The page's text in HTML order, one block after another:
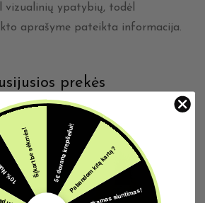
vizualinių ypatybių, todėl
aprašyme pateikta informacija.
prekės
5€ dovana krepšeliui!Pabandom kitą kartą?
Nemokamas siuntimas!
Šįkart be sėkmės!